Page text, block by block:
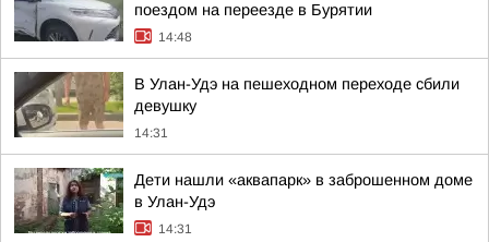
поездом на переезде в Бурятии
14:48
В Улан-Удэ на пешеходном переходе сбили
девушку
14:31
Дети нашли «аквапарк» в заброшенном доме
в Улан-Удэ
14:31